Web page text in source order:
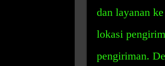
dan layanan
lokasi
pengiriman.